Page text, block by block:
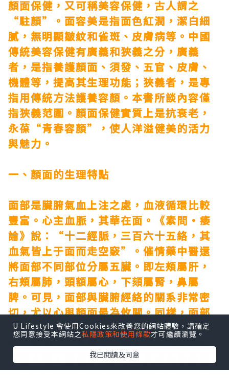
顏面保健，又可稱美容保健，古人謂之
“駐顏”。面容美是指面色紅潤，潔白細
膩，無明顯皺紋和雀斑、皮膚病等。中國
傳統美容保健有廣義和狹義之分，廣義
者，是指養護顏面、須發、五官、皮膚、
機體等，提高其生理功能；狹義者，是專
指用傳統方法護養容顏。本書所談內容僅
指狹義范圍。顏面保健實質上是抗衰老，
永葆“青春容顏”，使人洋溢健美的活力
與魅力。
一、顏面的生理特點
面部是臟腑氣血上注之處，血液循環比較
豐富。心主血脈，其華在面。《素問·痿
論》說：“十二經脈，三百六十五絡，其
血氣皆上于面而走空竅”。 催情藥中醫還
將面部不同部位分屬五臟。即左頰屬肝，
右頰屬肺，頭額屬心，下頦屬腎，鼻屬
脾。可見，面部與臟腑經絡的關系非常密
切，尤以心與顏面最為攸關。同樣，面部
的變化可反映出心臟經絡的氣血盛衰和病
變。顏面部位暴露在人體上部，六淫之邪
侵犯人體，顏面首當其沖，其中危害最甚
的是風邪。七情過極，超過人體正常生理
U Lifestyle 會使用Cookies來改善您的網站體驗，請確定
您同意接受本網站之私隱政策和使用條款才可繼續瀏覽。
我已閱讀及同意